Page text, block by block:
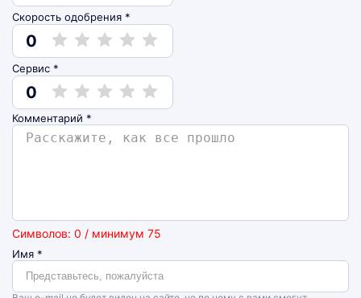
Скорость одобрения *
0
Сервис *
0
Комментарий *
Символов: 0 / минимум 75
Имя *